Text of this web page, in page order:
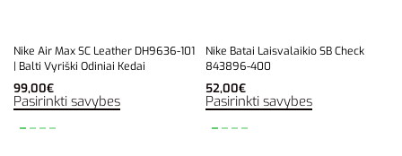
Nike Air Max SC Leather DH9636-101
| Balti Vyriški Odiniai Kedai
99,00€
Pasirinkti savybes
Nike Batai Laisvalaikio SB Check
843896-400
52,00€
Pasirinkti savybes